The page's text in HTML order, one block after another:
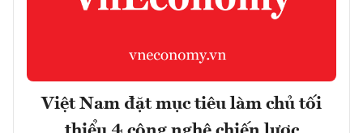
Việt Nam đặt mục tiêu làm chủ tối